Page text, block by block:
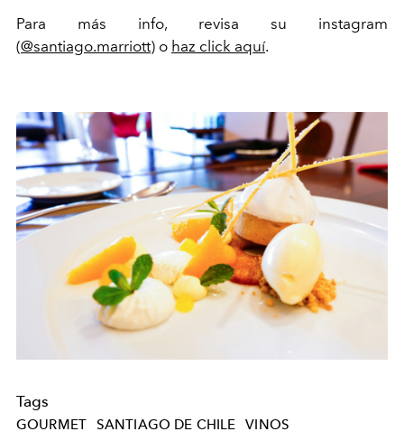
Para más info, revisa su instagram
(@santiago.marriott) o haz click aquí.
Tags
GOURMET SANTIAGO DE CHILE VINOS